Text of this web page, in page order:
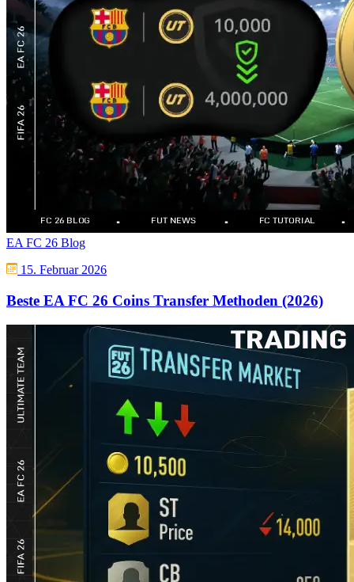
EA FC 26 Blog
15. Februar 2026
Beste EA FC 26 Coins Transfer Methoden (2026)